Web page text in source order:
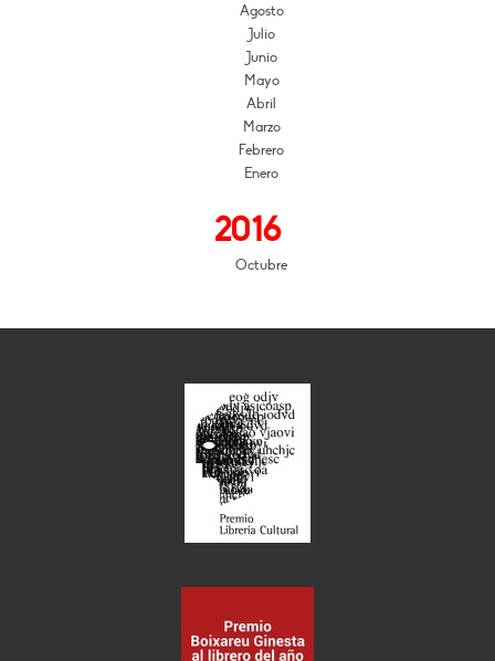
Agosto
Julio
Junio
Mayo
Abril
Marzo
Febrero
Enero
2016
Octubre